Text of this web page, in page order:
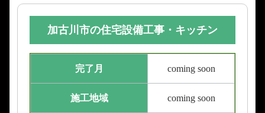
加古川市の住宅設備工事・キッチン
完了月 coming soon
施工地域 coming soon